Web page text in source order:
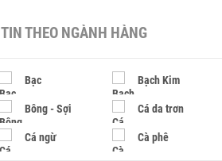
TIN THEO NGÀNH HÀNG
Bạc Bạch Kim
Bông - Sợi Cá da trơn
Cá ngừ Cà phê